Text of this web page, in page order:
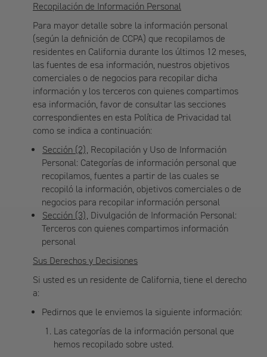
Recopilación de Información Personal
Para mayor detalle sobre la información personal
(según la definición de CCPA) que recopilamos de
residentes en California durante los últimos 12 meses,
las fuentes de esa información, nuestros objetivos
comerciales o de negocios para recopilar dicha
información y los terceros con quienes compartimos
esa información, favor de consultar las secciones
correspondientes en esta Política de Privacidad tal
como se indica a continuación:
Sección (2), Recopilación y Uso de Información
Personal: Categorías de información personal que
recopilamos, fuentes a partir de las cuales se
recopiló la información, objetivos comerciales o de
negocios para recopilar información personal
Sección (3), Divulgación de Información Personal:
Terceros con quienes compartimos información
personal
Sus Derechos y Decisiones
Si usted es un residente de California, tiene el derecho
a:
Pedirnos que le enviemos la siguiente información:
Las categorías de la información personal que
hemos recopilado sobre usted.